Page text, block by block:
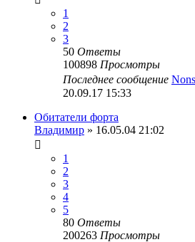
1
2
3
50 Ответы
100898 Просмотры
Последнее сообщение
20.09.17 15:33
Обитатели форта
Владимир » 16.05.04 21:02
1
2
3
4
5
80 Ответы
200263 Просмотры